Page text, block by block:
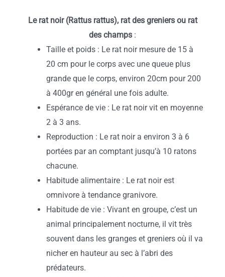
Le rat noir (Rattus rattus), rat des greniers ou rat
des champs :
Taille et poids : Le rat noir mesure de 15 à
20 cm pour le corps avec une queue plus
grande que le corps, environ 20cm pour 200
à 400gr en général une fois adulte.
Espérance de vie : Le rat noir vit en moyenne
2 à 3 ans.
Reproduction : Le rat noir a environ 3 à 6
portées par an comptant jusqu’à 10 ratons
chacune.
Habitude alimentaire : Le rat noir est
omnivore à tendance granivore.
Habitude de vie : Vivant en groupe, c’est un
animal principalement nocturne, il vit très
souvent dans les granges et greniers où il va
nicher en hauteur au sec à l’abri des
prédateurs.